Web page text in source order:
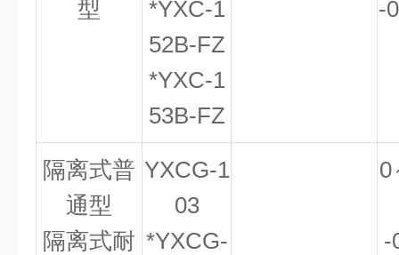
型
*YXC-1
52B-FZ
*YXC-1
53B-FZ
-
隔离式普
通型
隔离式耐
YXCG-1
03
*YXCG-
0
-